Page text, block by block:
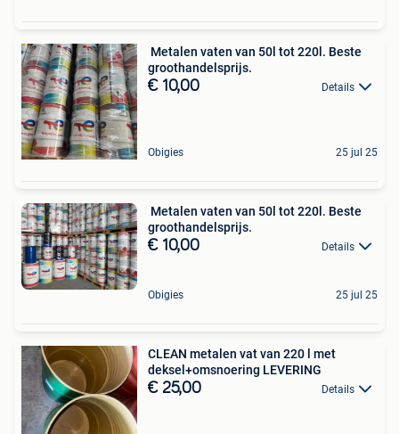
️ Metalen vaten van 50l tot 220l. Beste
groothandelsprijs.
€ 10,00 Details
Obigies 25 jul 25
️ Metalen vaten van 50l tot 220l. Beste
groothandelsprijs.
€ 10,00 Details
Obigies 25 jul 25
CLEAN metalen vat van 220 l met
deksel+omsnoering LEVERING
€ 25,00 Details